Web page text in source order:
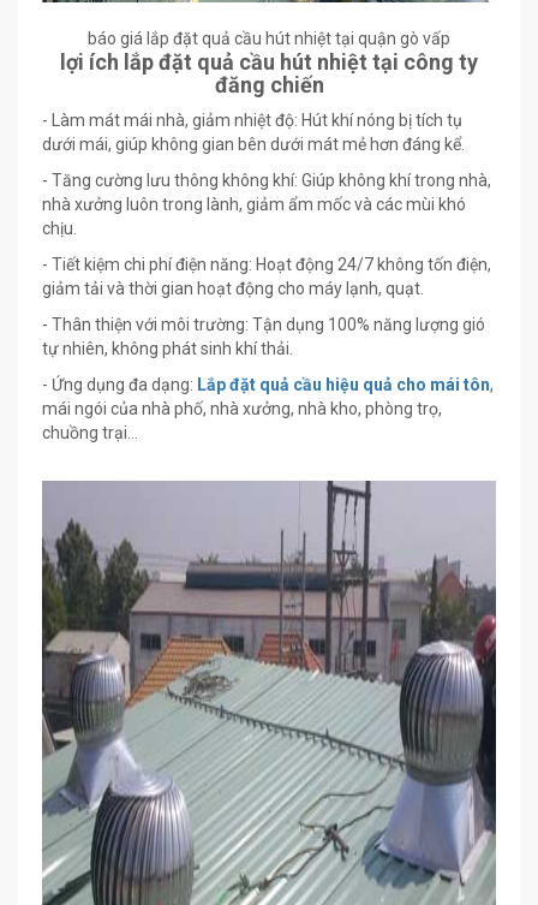
báo giá lắp đặt quả cầu hút nhiệt tại quận gò vấp
lợi ích lắp đặt quả cầu hút nhiệt tại công ty
đăng chiến
- Làm mát mái nhà, giảm nhiệt độ: Hút khí nóng bị tích tụ
dưới mái, giúp không gian bên dưới mát mẻ hơn đáng kể.
​- Tăng cường lưu thông không khí: Giúp không khí trong nhà,
nhà xưởng luôn trong lành, giảm ẩm mốc và các mùi khó
chịu.
​- Tiết kiệm chi phí điện năng: Hoạt động 24/7 không tốn điện,
giảm tải và thời gian hoạt động cho máy lạnh, quạt.
​- Thân thiện với môi trường: Tận dụng 100% năng lượng gió
tự nhiên, không phát sinh khí thải.
​- Ứng dụng đa dạng: Lắp đặt quả cầu hiệu quả cho mái tôn,
mái ngói của nhà phố, nhà xưởng, nhà kho, phòng trọ,
chuồng trại…